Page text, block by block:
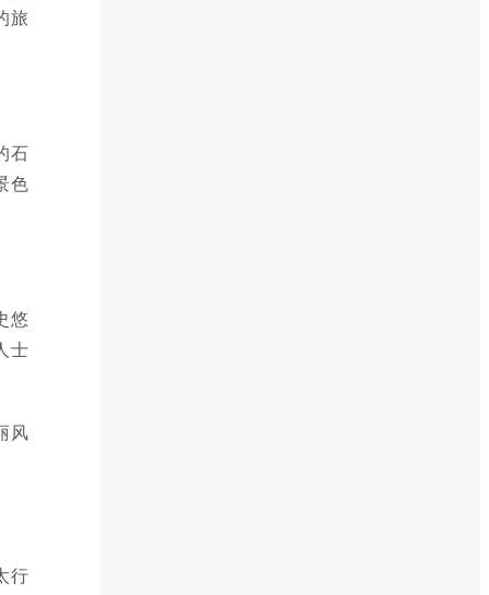
旅
石
色
悠
士
风
行